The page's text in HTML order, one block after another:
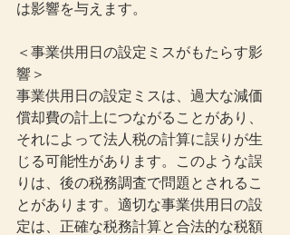
は影響を与えます。
＜事業供用日の設定ミスがもたらす影
響＞
事業供用日の設定ミスは、過大な減価
償却費の計上につながることがあり、
それによって法人税の計算に誤りが生
じる可能性があります。このような誤
りは、後の税務調査で問題とされるこ
とがあります。適切な事業供用日の設
定は、正確な税務計算と合法的な税額